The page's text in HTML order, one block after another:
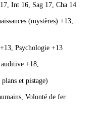
Int 16, Sag 17, Cha 14
(mystères) +13,
Psychologie +13
+18,
et pistage)
Volonté de fer